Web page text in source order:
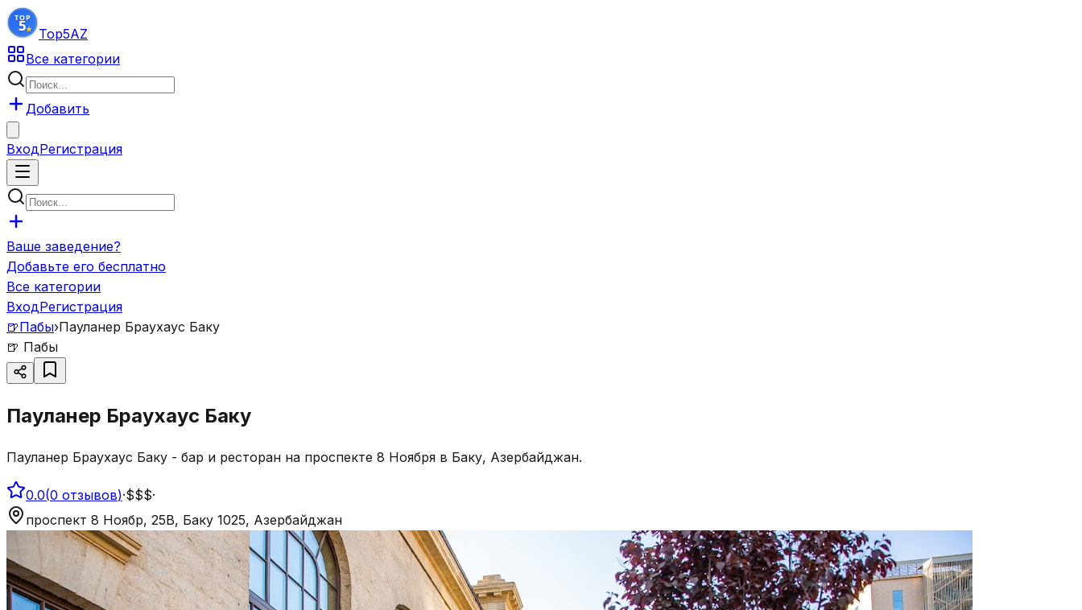
Top5AZ
Все категории
Добавить
ВходРегистрация
Ваше заведение?
Добавьте его бесплатно
Все категории
ВходРегистрация
🍺Пабы›Пауланер Браухаус Баку
🍺 Пабы
Пауланер Браухаус Баку
Пауланер Браухаус Баку - бар и ресторан на проспекте 8 Ноября в Баку, Азербайджан.
0.0(0 отзывов)·$$$·
проспект 8 Ноябр, 25B, Баку 1025, Азербайджан